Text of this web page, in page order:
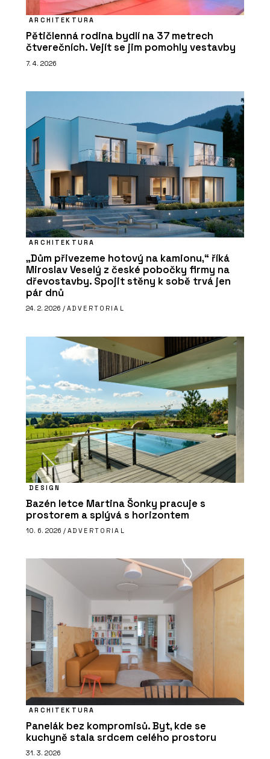
ARCHITEKTURA
Pětičlenná rodina bydlí na 37 metrech
čtverečních. Vejít se jim pomohly vestavby
7. 4. 2026
ARCHITEKTURA
„Dům přivezeme hotový na kamionu,“ říká
Miroslav Veselý z české pobočky firmy na
dřevostavby. Spojit stěny k sobě trvá jen
pár dnů
24. 2. 2026 / ADVERTORIAL
DESIGN
Bazén letce Martina Šonky pracuje s
prostorem a splývá s horizontem
10. 6. 2026 / ADVERTORIAL
ARCHITEKTURA
Panelák bez kompromisů. Byt, kde se
kuchyně stala srdcem celého prostoru
31. 3. 2026